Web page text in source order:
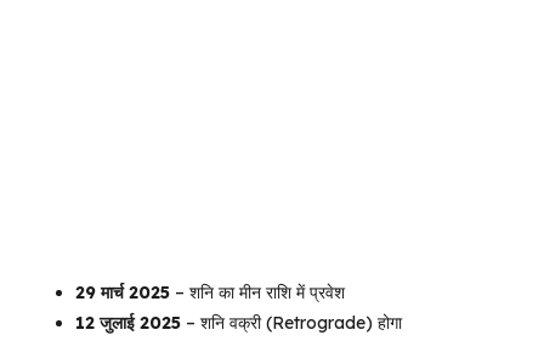
29 मार्च 2025 – शनि का मीन राशि में प्रवेश
12 जुलाई 2025 – शनि वक्री (Retrograde) होगा